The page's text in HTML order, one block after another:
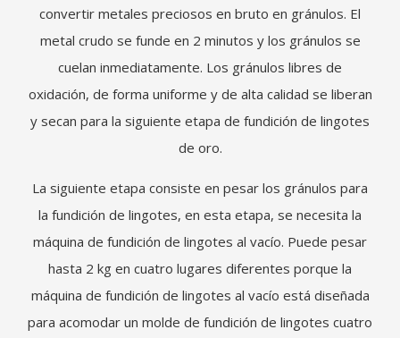
convertir metales preciosos en bruto en gránulos. El
metal crudo se funde en 2 minutos y los gránulos se
cuelan inmediatamente. Los gránulos libres de
oxidación, de forma uniforme y de alta calidad se liberan
y secan para la siguiente etapa de fundición de lingotes
de oro.
La siguiente etapa consiste en pesar los gránulos para
la fundición de lingotes, en esta etapa, se necesita la
máquina de fundición de lingotes al vacío. Puede pesar
hasta 2 kg en cuatro lugares diferentes porque la
máquina de fundición de lingotes al vacío está diseñada
para acomodar un molde de fundición de lingotes cuatro